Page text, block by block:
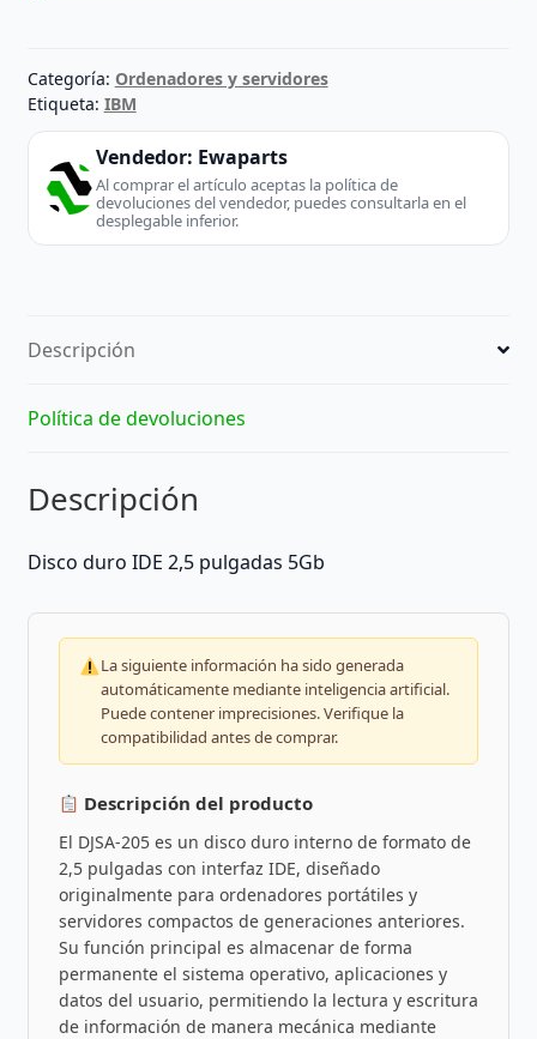
Categoría: Ordenadores y servidores
Etiqueta: IBM
Vendedor: Ewaparts
Al comprar el artículo aceptas la política de
devoluciones del vendedor, puedes consultarla en el
desplegable inferior.
Descripción
Política de devoluciones
Descripción
Disco duro IDE 2,5 pulgadas 5Gb
La siguiente información ha sido generada
automáticamente mediante inteligencia artificial.
Puede contener imprecisiones. Verifique la
compatibilidad antes de comprar.
Descripción del producto
El DJSA-205 es un disco duro interno de formato de
2,5 pulgadas con interfaz IDE, diseñado
originalmente para ordenadores portátiles y
servidores compactos de generaciones anteriores.
Su función principal es almacenar de forma
permanente el sistema operativo, aplicaciones y
datos del usuario, permitiendo la lectura y escritura
de información de manera mecánica mediante